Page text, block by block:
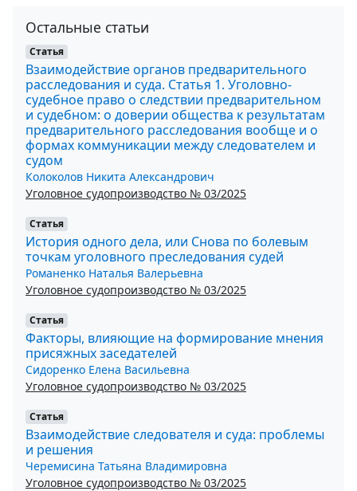
Остальные статьи
Статья
Взаимодействие органов предварительного
расследования и суда. Статья 1. Уголовно-
судебное право о следствии предварительном
и судебном: о доверии общества к результатам
предварительного расследования вообще и о
формах коммуникации между следователем и
судом
Колоколов Никита Александрович
Уголовное судопроизводство № 03/2025
Статья
История одного дела, или Снова по болевым
точкам уголовного преследования судей
Романенко Наталья Валерьевна
Уголовное судопроизводство № 03/2025
Статья
Факторы, влияющие на формирование мнения
присяжных заседателей
Сидоренко Елена Васильевна
Уголовное судопроизводство № 03/2025
Статья
Взаимодействие следователя и суда: проблемы
и решения
Черемисина Татьяна Владимировна
Уголовное судопроизводство № 03/2025